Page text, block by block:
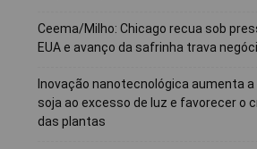
Ceema/Milho: Chicago recua sob
EUA e avanço da safrinha trava
Inovação nanotecnológica aumenta
soja ao excesso de luz e favorecer o
das plantas